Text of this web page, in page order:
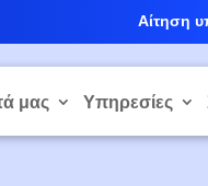
Αίτηση
μας Υπηρεσίες